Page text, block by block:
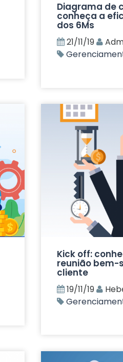
Diagrama de
conheça a
dos 6Ms
21/11/19
Kick off:
reunião bem-
cliente
19/11/19